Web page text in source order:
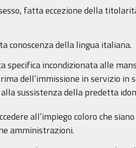
fatta eccezione della
conoscenza della lingua italiana.
specifica incondizionata alle
dell’immissione in servizio in
sussistenza della predetta
all’impiego coloro che
amministrazioni.